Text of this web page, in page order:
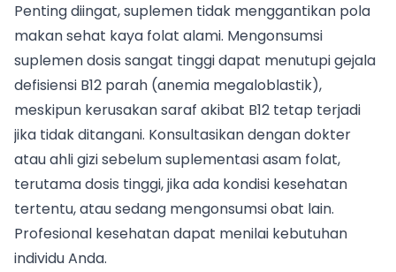
Penting diingat, suplemen tidak menggantikan pola
makan sehat kaya folat alami. Mengonsumsi
suplemen dosis sangat tinggi dapat menutupi gejala
defisiensi B12 parah (anemia megaloblastik),
meskipun kerusakan saraf akibat B12 tetap terjadi
jika tidak ditangani. Konsultasikan dengan dokter
atau ahli gizi sebelum suplementasi asam folat,
terutama dosis tinggi, jika ada kondisi kesehatan
tertentu, atau sedang mengonsumsi obat lain.
Profesional kesehatan dapat menilai kebutuhan
individu Anda.